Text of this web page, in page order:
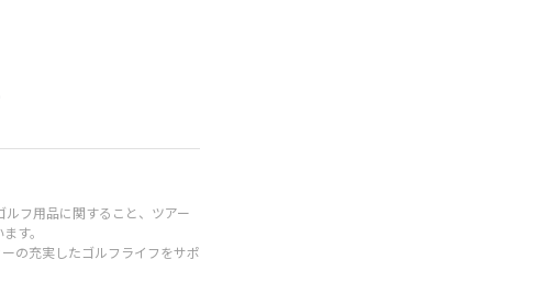
フ用品に関すること、ツアー
す。
の充実したゴルフライフをサポ